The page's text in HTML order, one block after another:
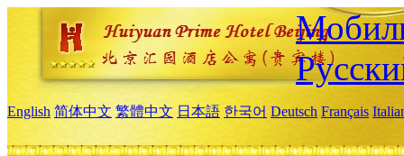
English 简体中文 繁體中文 日本語 한국어 Deutsch Français